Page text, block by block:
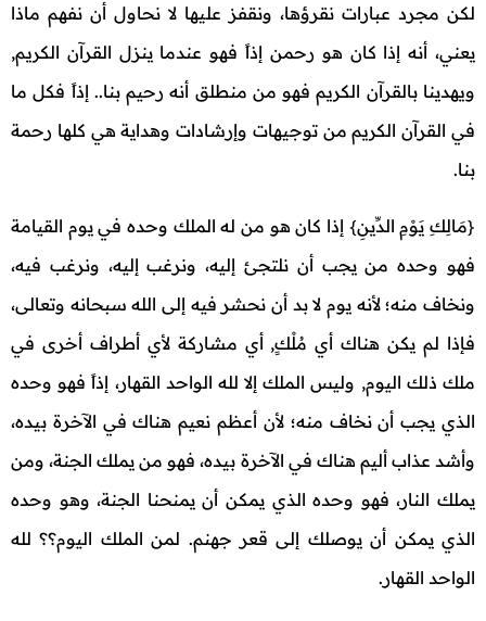
لكن مجرد عبارات نقرؤها، ونقفز عليها لا نحاول أن نفهم ماذا
يعني، أنه إذا كان هو رحمن إذاً فهو عندما ينزل القرآن الكريم,
ويهدينا بالقرآن الكريم فهو من منطلق أنه رحيم بنا.. إذاً فكل ما
في القرآن الكريم من توجيهات وإرشادات وهداية هي كلها رحمة
بنا.
{مَالِكِ يَوْمِ الدِّينِ} إذا كان هو من له الملك وحده في يوم القيامة
فهو وحده من يجب أن نلتجئ إليه، ونرغب إليه، ونرغب فيه،
ونخاف منه؛ لأنه يوم لا بد أن نحشر فيه إلى الله سبحانه وتعالى،
فإذا لم يكن هناك أي مُلْكٍ, أي مشاركة لأي أطراف أخرى في
ملك ذلك اليوم, وليس الملك إلا لله الواحد القهار، إذاً فهو وحده
الذي يجب أن نخاف منه؛ لأن أعظم نعيم هناك في الآخرة بيده،
وأشد عذاب أليم هناك في الآخرة بيده، فهو من يملك الجنة، ومن
يملك النار، فهو وحده الذي يمكن أن يمنحنا الجنة، وهو وحده
الذي يمكن أن يوصلك إلى قعر جهنم. لمن الملك اليوم؟؟ لله
الواحد القهار.